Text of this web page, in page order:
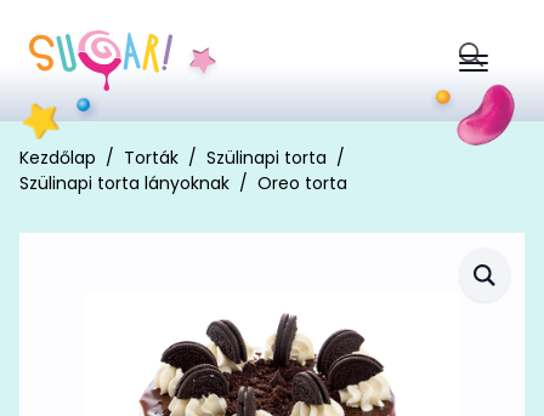
Search
for:
Kezdőlap Torták
Szülinapi torta
Szülinapi torta lányoknak
Oreo torta